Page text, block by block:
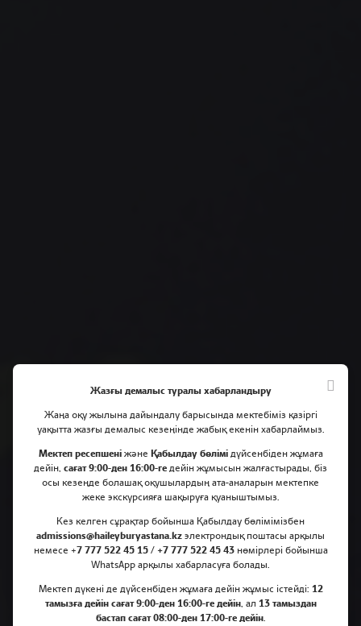
Haileybury Astana бітіру және
Quad Walk 2024 атап өтеді
Жазғы демалыс туралы хабарландыру
Жаңа оқу жылына дайындалу барысында мектебіміз қазіргі
уақытта жазғы демалыс кезеңінде жабық екенін хабарлаймыз.
Мектеп ресепшеніжәне Қабылдау бөлімідүйсенбіден жұмаға
дейін, сағат 9:00-ден 16:00-ге дейін жұмысын жалғастырады, біз
осы кезеңде болашақ оқушылардың ата-аналарын мектепке
жеке экскурсияға шақыруға қуаныштымыз.
Кез келген сұрақтар бойынша Қабылдау бөлімімізбен
admissions@haileyburyastana.kz электрондық поштасы арқылы
немесе +7 777 522 45 15 / +7 777 522 45 43нөмірлері бойынша
WhatsApp арқылы хабарласуға болады.
Мектеп дүкені де дүйсенбіден жұмаға дейін жұмыс істейді: 12
тамызға дейін сағат 9:00-ден 16:00-ге дейін, ал 13 тамыздан
бастап сағат 08:00-ден 17:00-ге дейін.